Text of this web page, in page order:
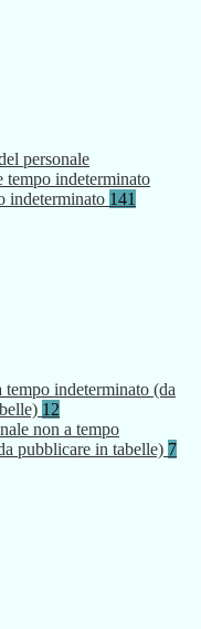
personale
tempo indeterminato
indeterminato 141
tempo indeterminato (da
12
non a tempo
pubblicare in tabelle) 7